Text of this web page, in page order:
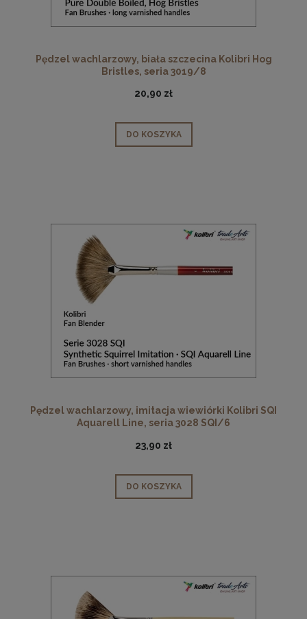
Pędzel wachlarzowy, biała szczecina Kolibri Hog
Bristles, seria 3019/8
20,90 zł
DO KOSZYKA
Pędzel wachlarzowy, imitacja wiewiórki Kolibri SQI
Aquarell Line, seria 3028 SQI/6
23,90 zł
DO KOSZYKA